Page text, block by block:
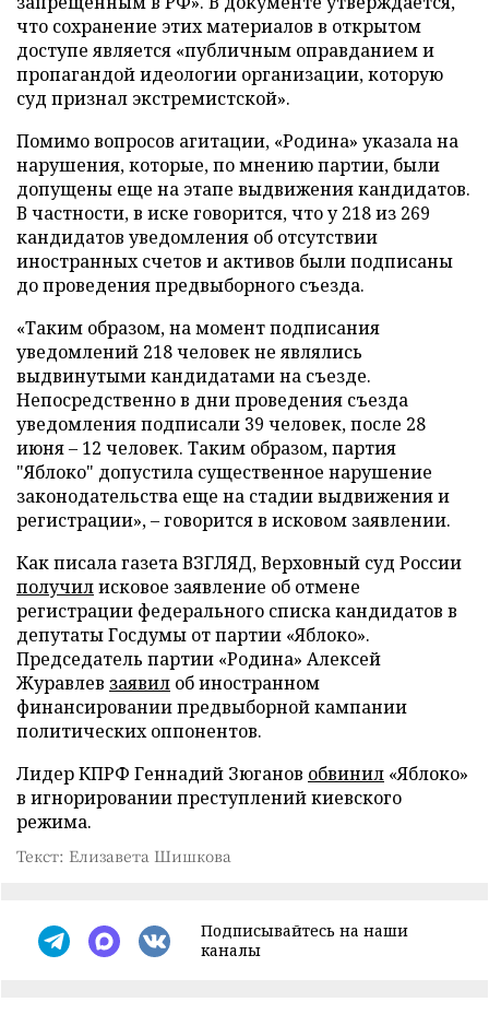
что сохранение этих материалов в открытом
доступе является «публичным оправданием и
пропагандой идеологии организации, которую
суд признал экстремистской».
Помимо вопросов агитации, «Родина» указала на
нарушения, которые, по мнению партии, были
допущены еще на этапе выдвижения кандидатов.
В частности, в иске говорится, что у 218 из 269
кандидатов уведомления об отсутствии
иностранных счетов и активов были подписаны
до проведения предвыборного съезда.
«Таким образом, на момент подписания
уведомлений 218 человек не являлись
выдвинутыми кандидатами на съезде.
Непосредственно в дни проведения съезда
уведомления подписали 39 человек, после 28
июня – 12 человек. Таким образом, партия
"Яблоко" допустила существенное нарушение
законодательства еще на стадии выдвижения и
регистрации», – говорится в исковом заявлении.
Как писала газета ВЗГЛЯД, Верховный суд России
получилисковое заявление об отмене
регистрации федерального списка кандидатов в
депутаты Госдумы от партии «Яблоко».
Председатель партии «Родина» Алексей
Журавлев заявил об иностранном
финансировании предвыборной кампании
политических оппонентов.
Лидер КПРФ Геннадий Зюганов обвинил «Яблоко»
в игнорировании преступлений киевского
режима.
Текст: Елизавета Шишкова
Подписывайтесь на наши
каналы